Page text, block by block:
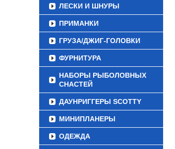
ЛЕСКИ И ШНУРЫ
ПРИМАНКИ
ГРУЗА/ДЖИГ-ГОЛОВКИ
ФУРНИТУРА
НАБОРЫ РЫБОЛОВНЫХ
СНАСТЕЙ
ДАУНРИГГЕРЫ SCOTTY
МИНИПЛАНЕРЫ
ОДЕЖДА